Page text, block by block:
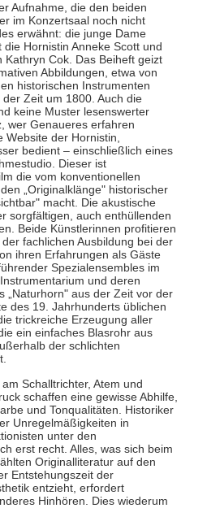
Aufnahme, die den beiden
im Konzertsaal noch nicht
erwähnt: die junge Dame
Hornistin Anneke Scott und
Kathryn Cok. Das Beiheft geizt
Abbildungen, etwa von
historischen Instrumenten
Zeit um 1800. Auch die
keine Muster lesenswerter
wer Genaueres erfahren
Website der Hornistin,
bedient – einschließlich eines
Dieser ist
die vom konventionellen
„Originalklänge" historischer
macht. Die akustische
sorgfältigen, auch enthüllenden
Beide Künstlerinnen profitieren
fachlichen Ausbildung bei der
ihren Erfahrungen als Gäste
Spezialensembles im
und deren
„Naturhorn" aus der Zeit vor der
des 19. Jahrhunderts üblichen
trickreiche Erzeugung aller
ein einfaches Blasrohr aus
der schlichten
Schalltrichter, Atem und
schaffen eine gewisse Abhilfe,
und Tonqualitäten. Historiker
Unregelmäßigkeiten in
unter den
erst recht. Alles, was sich beim
Originalliteratur auf den
Entstehungszeit der
entzieht, erfordert
Hinhören. Dies wiederum